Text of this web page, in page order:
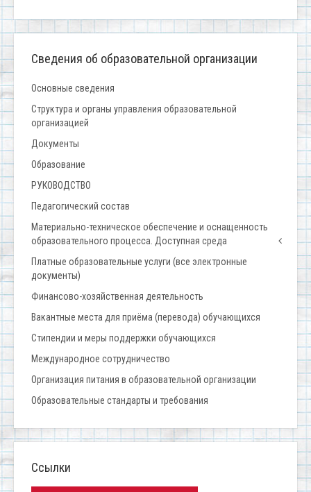
Сведения об образовательной организации
Основные сведения
Структура и органы управления образовательной
организацией
Документы
Образование
РУКОВОДСТВО
Педагогический состав
Материально-техническое обеспечение и оснащенность
образовательного процесса. Доступная среда
Платные образовательные услуги (все электронные
документы)
Финансово-хозяйственная деятельность
Вакантные места для приёма (перевода) обучающихся
Стипендии и меры поддержки обучающихся
Международное сотрудничество
Организация питания в образовательной организации
Образовательные стандарты и требования
Ссылки